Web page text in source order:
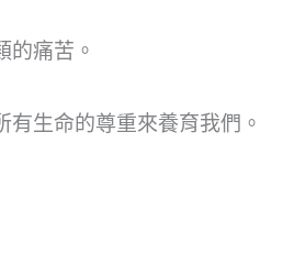
痛苦。
生命的尊重來養育我們。